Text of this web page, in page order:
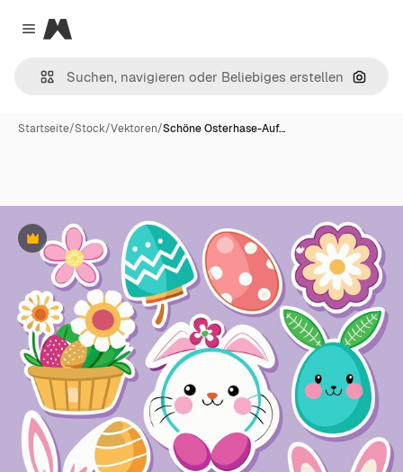
Close menu
Magnific
Nach
Startseite/Stock/Vektoren/Schöne Osterhase-Auf…
Premium